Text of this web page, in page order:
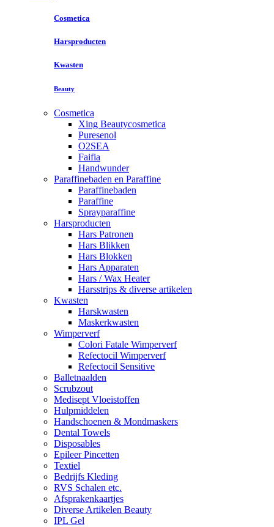
Cosmetica
Harsproducten
Kwasten
Beauty
Cosmetica
Xing Beautycosmetica
Puresenol
O2SEA
Faifia
Handwunder
Paraffinebaden en Paraffine
Paraffinebaden
Paraffine
Sprayparaffine
Harsproducten
Hars Patronen
Hars Blikken
Hars Blokken
Hars Apparaten
Hars / Wax Heater
Harsstrips & diverse artikelen
Kwasten
Harskwasten
Maskerkwasten
Wimperverf
Colori Fatale Wimperverf
Refectocil Wimperverf
Refectocil Sensitive
Balletnaalden
Scrubzout
Medisept Vloeistoffen
Hulpmiddelen
Handschoenen & Mondmaskers
Dental Towels
Disposables
Epileer Pincetten
Textiel
Bedrijfs Kleding
RVS Schalen etc.
Afsprakenkaartjes
Diverse Artikelen Beauty
IPL Gel